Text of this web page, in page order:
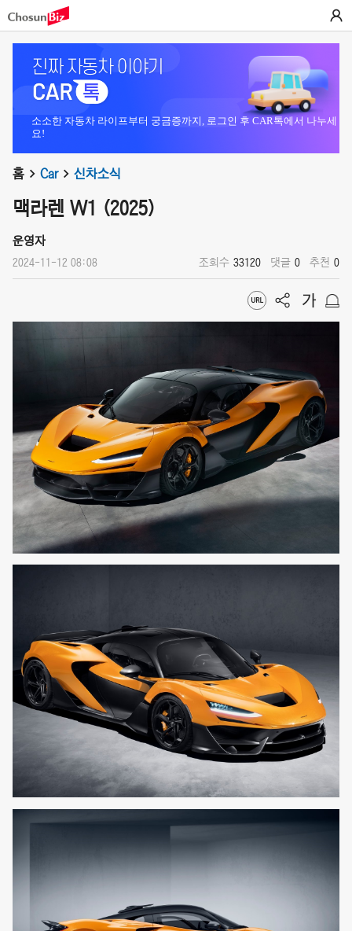
소소한 자동차 라이프부터 궁금증까지, 로그인 후 CAR톡에서 나누세
요!
홈 Car 신차소식
맥라렌 W1 (2025)
운영자
2024-11-12 08:08 조회수 33120 댓글 0 추천 0